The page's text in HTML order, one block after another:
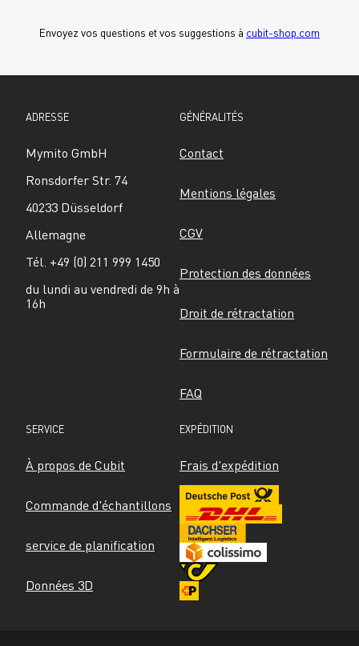
Envoyez vos questions et vos suggestions à cubit-shop.com
ADRESSE
Mymito GmbH
Ronsdorfer Str. 74
40233 Düsseldorf
Allemagne
Tél. +49 (0) 211 999 1450
du lundi au vendredi de 9h à
16h
GÉNÉRALITÉS
Contact
Mentions légales
CGV
Protection des données
Droit de rétractation
Formulaire de rétractation
FAQ
SERVICE
À propos de Cubit
Commande d'échantillons
service de planification
Données 3D
EXPÉDITION
Frais d'expédition